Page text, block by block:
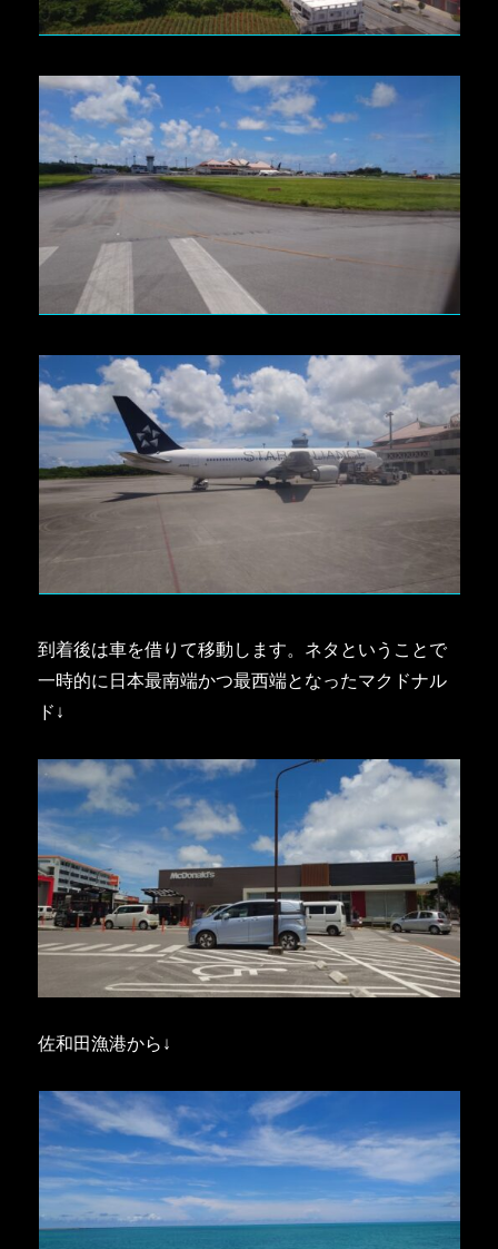
到着後は車を借りて移動します。ネタということで
一時的に日本最南端かつ最西端となったマクドナル
ド↓
佐和田漁港から↓